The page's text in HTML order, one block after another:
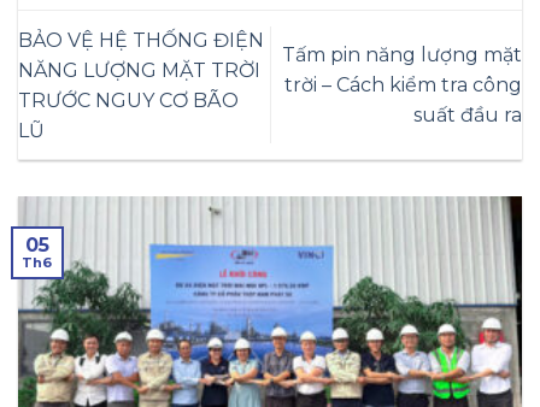
BẢO VỆ HỆ THỐNG ĐIỆN
NĂNG LƯỢNG MẶT TRỜI
TRƯỚC NGUY CƠ BÃO
LŨ
Tấm pin năng lượng mặt
trời – Cách kiểm tra công
suất đầu ra
05
Th6